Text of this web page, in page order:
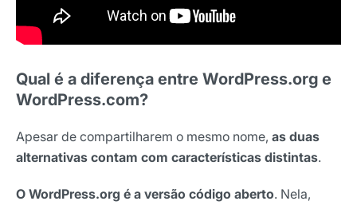
Qual é a diferença entre WordPress.org e
WordPress.com?
Apesar de compartilharem o mesmo nome, as duas
alternativas contam com características distintas.
O WordPress.org é a versão código aberto. Nela,